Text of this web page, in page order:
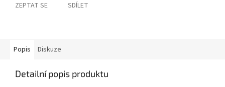
ZEPTAT SE SDÍLET
Popis Diskuze
Detailní popis produktu